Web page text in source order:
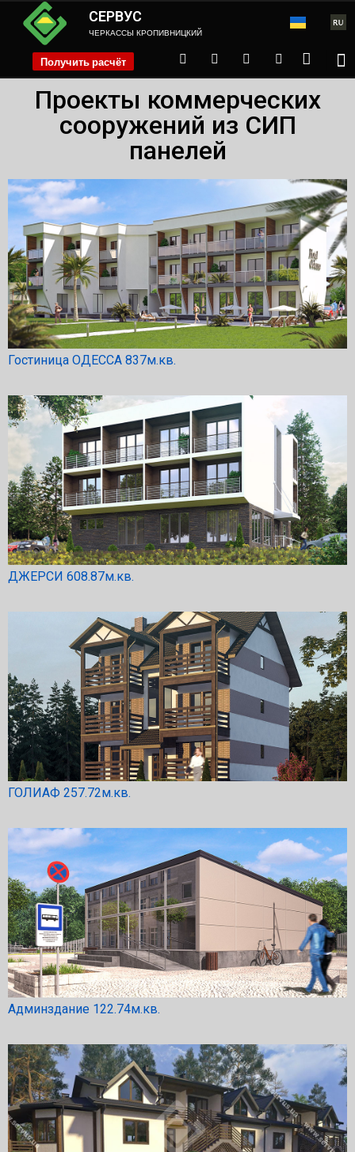
СЕРВУС
ЧЕРКАССЫ КРОПИВНИЦКИЙ
Получить расчёт phone
Проекты коммерческих
сооружений из СИП
панелей
Гостиница ОДЕССА 837м.кв.
ДЖЕРСИ 608.87м.кв.
ГОЛИАФ 257.72м.кв.
Админздание 122.74м.кв.